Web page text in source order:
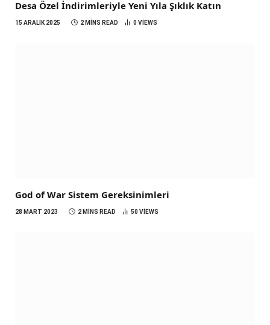
Desa Özel İndirimleriyle Yeni Yıla Şıklık Katın
15 ARALIK 2025 2 MINS READ 0 VIEWS
God of War Sistem Gereksinimleri
28 MART 2023 2 MINS READ 50 VIEWS